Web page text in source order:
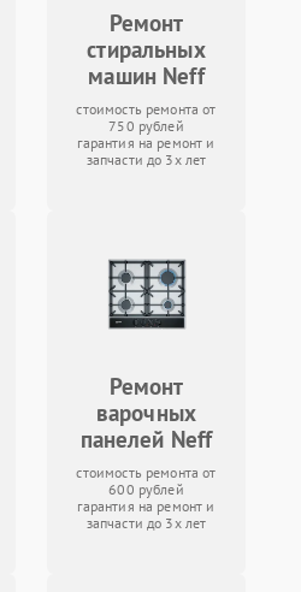
Ремонт
стиральных
машин Neff
стоимость ремонта от
750 рублей
гарантия на ремонт и
запчасти до 3х лет
Ремонт
варочных
панелей Neff
стоимость ремонта от
600 рублей
гарантия на ремонт и
запчасти до 3х лет